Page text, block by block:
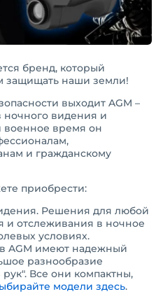
бренд, который
защищать наши земли!
выходит AGM –
ночного видения и
военное время он
и гражданскому
приобрести:
Решения для любой
и отслеживания в ночное
условиях.
AGM имеют надежный
разнообразие
Все они компактны,
модели здесь.